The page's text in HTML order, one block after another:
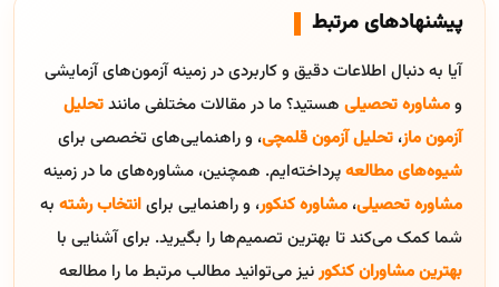
پیشنهادهای مرتبط
آیا به دنبال اطلاعات دقیق و کاربردی در زمینه آزمون‌های آزمایشی
ومشاوره تحصیلی هستید؟ ما در مقالات مختلفی مانندتحلیل
آزمون ماز، تحلیل آزمون قلمچی، و راهنمایی‌های تخصصی برای
شیوه‌های مطالعهپرداخته‌ایم. همچنین، مشاوره‌های ما در زمینه
مشاوره تحصیلی، مشاوره کنکور، و راهنمایی برایانتخاب رشته به
شما کمک می‌کند تا بهترین تصمیم‌ها را بگیرید. برای آشنایی با
بهترین مشاوران کنکورنیز می‌توانید مطالب مرتبط ما را مطالعه